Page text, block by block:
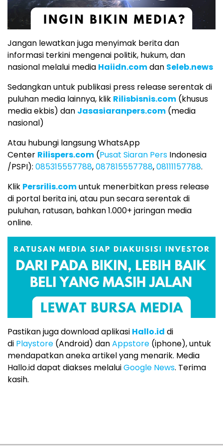
Jangan lewatkan juga menyimak berita dan
informasi terkini mengenai politik, hukum, dan
nasional melalui media Haiidn.comdan Seleb.news
Sedangkan untuk publikasi press release serentak di
puluhan media lainnya, klik Rilisbisnis.com (khusus
media ekbis) dan Jasasiaranpers.com (media
nasional)
Atau hubungi langsung WhatsApp
Center Rilispers.com (Pusat Siaran Pers Indonesia
/PSPI): 085315557788,087815557788,08111157788.
Klik Persrilis.comuntuk menerbitkan press release
di portal berita ini, atau pun secara serentak di
puluhan, ratusan, bahkan 1.000+ jaringan media
online.
Pastikan juga download aplikasi Hallo.id di
di Playstore (Android) danAppstore (iphone), untuk
mendapatkan aneka artikel yang menarik. Media
Hallo.id dapat diakses melaluiGoogle News. Terima
kasih.